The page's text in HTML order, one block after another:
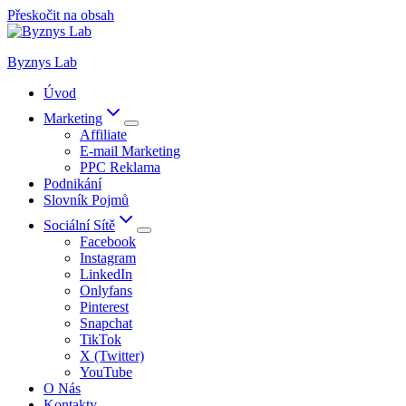
Přeskočit na obsah
Byznys Lab
Úvod
Marketing
Affiliate
E-mail Marketing
PPC Reklama
Podnikání
Slovník Pojmů
Sociální Sítě
Facebook
Instagram
LinkedIn
Onlyfans
Pinterest
Snapchat
TikTok
X (Twitter)
YouTube
O Nás